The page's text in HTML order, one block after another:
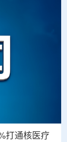
打通核医疗